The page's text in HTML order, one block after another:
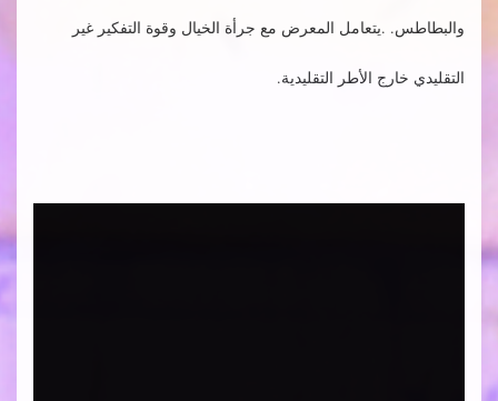
والبطاطس. .يتعامل المعرض مع جرأة الخيال وقوة التفكير غير
التقليدي خارج الأطر التقليدية.